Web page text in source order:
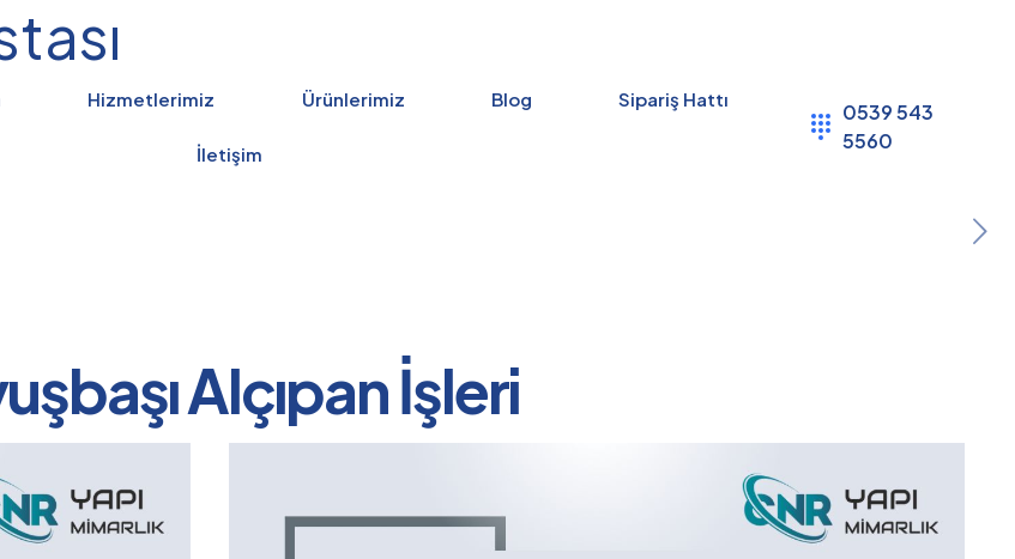
Hizmetlerimiz Ürünlerimiz Blog Sipariş Hattı
İletişim
0539 543
5560
Alçıpan İşleri